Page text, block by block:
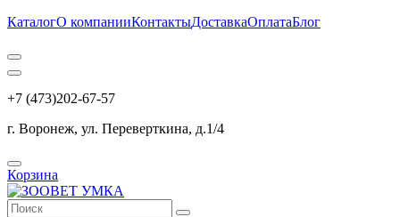
КаталогО компанииКонтактыДоставкаОплатаБлог
+7 (473)202-67-57
г. Воронеж, ул. Переверткина, д.1/4
Корзина